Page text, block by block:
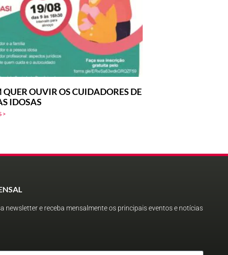
QUER OUVIR OS CUIDADORES DE
IDOSAS
>
newsletter e receba mensalmente os principais eventos e notícias